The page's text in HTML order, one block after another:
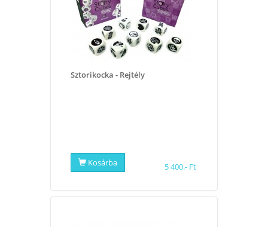
Sztorikocka - Rejtély
Kosárba 5 400.- Ft